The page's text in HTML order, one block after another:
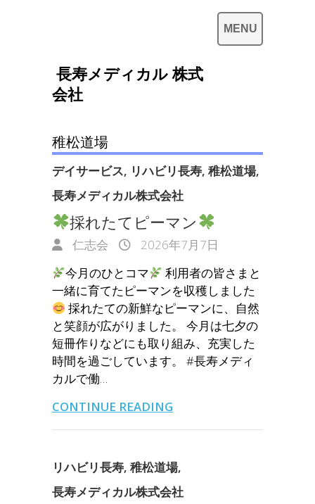
長寿メディカル 株式
会社
稚松道場
デイサービス, リハビリ長寿, 稚松道場,
長寿メディカル株式会社
採れたてピーマン
仁志会
2026年7月7日
今月のひとコマ
利用者の皆さまと
一緒に育てたピーマンを収穫しました
採れたての新鮮なピーマンに、自然
と笑顔が広がりました。 今月は七夕の
短冊作りなどにも取り組み、充実した
時間を過ごしています。 #長寿メディ
カルで働…
CONTINUE READING
リハビリ長寿, 稚松道場,
長寿メディカル株式会社